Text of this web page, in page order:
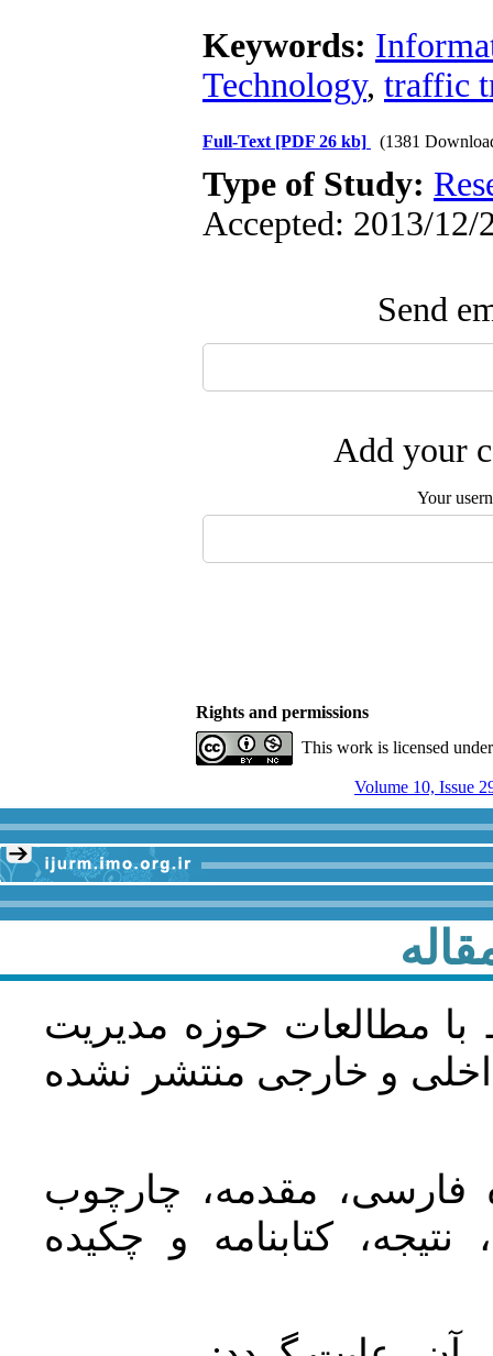
Keywords:
Technology, traffic
Full-Text [PDF 26 kb] (1381
Type of Study:
Accepted: 2013/12/
Send
Add your
Your
Rights and permissions
This work is licensed
Volume 10, Issue
با مطالعات حوزه مديريت
و خارجی منتشر نشده
فارسی، مقدمه، چارچوب
کتابنامه و چکیده